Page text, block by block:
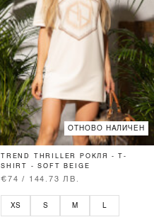
ОТНОВО НАЛИЧЕН
TREND THRILLER РОКЛЯ - T-
SHIRT - SOFT BEIGE
€74 / 144.73 ЛВ.
XS S M